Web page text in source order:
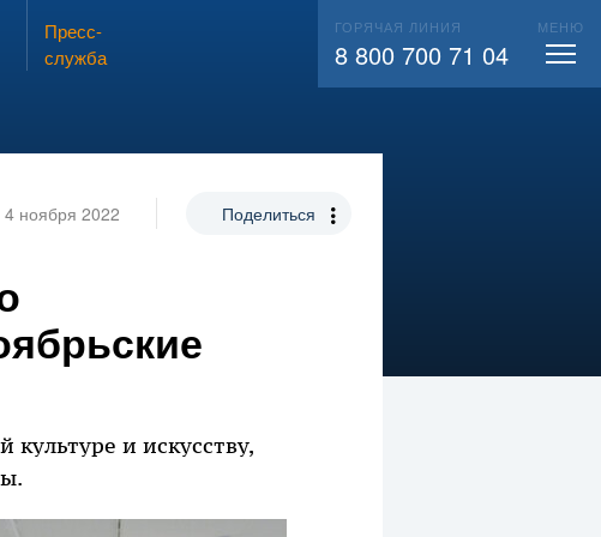
газа?
104 ВЫЗВАТЬ СЛЕСАРЯ
Пресс-
служба
ГОРЯЧАЯ ЛИНИЯ
8 800 700 71 04
МЕНЮ
4 ноября 2022 Поделиться
и искусству,